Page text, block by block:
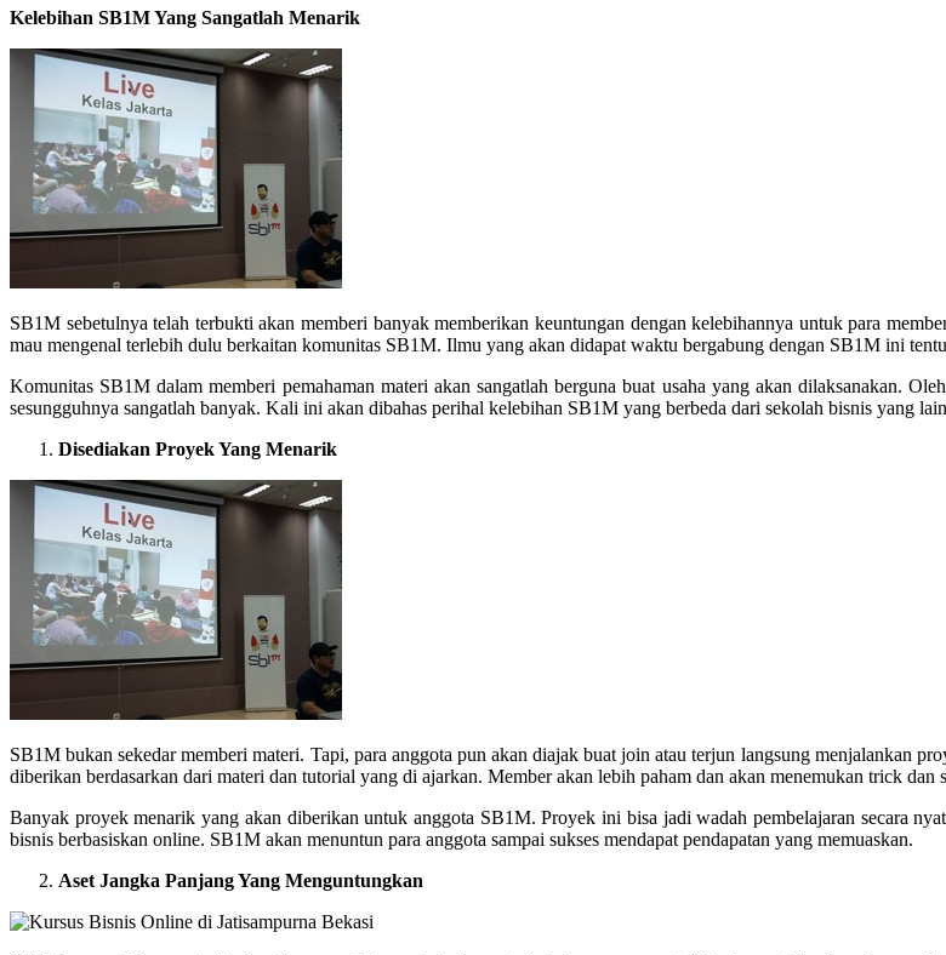
Kelebihan SB1M Yang Sangatlah Menarik
SB1M sebetulnya telah terbukti akan memberi banyak memberikan keuntungan dengan kelebihannya untuk para
mau mengenal terlebih dulu berkaitan komunitas SB1M. Ilmu yang akan didapat waktu bergabung dengan SB1M ini
Komunitas SB1M dalam memberi pemahaman materi akan sangatlah berguna buat usaha yang akan dilaksanakan.
sesungguhnya sangatlah banyak. Kali ini akan dibahas perihal kelebihan SB1M yang berbeda dari sekolah bisnis yang
Disediakan Proyek Yang Menarik
SB1M bukan sekedar memberi materi. Tapi, para anggota pun akan diajak buat join atau terjun langsung menjalankan
diberikan berdasarkan dari materi dan tutorial yang di ajarkan. Member akan lebih paham dan akan menemukan trick
Banyak proyek menarik yang akan diberikan untuk anggota SB1M. Proyek ini bisa jadi wadah pembelajaran secara
bisnis berbasiskan online. SB1M akan menuntun para anggota sampai sukses mendapat pendapatan yang memuaskan.
Aset Jangka Panjang Yang Menguntungkan